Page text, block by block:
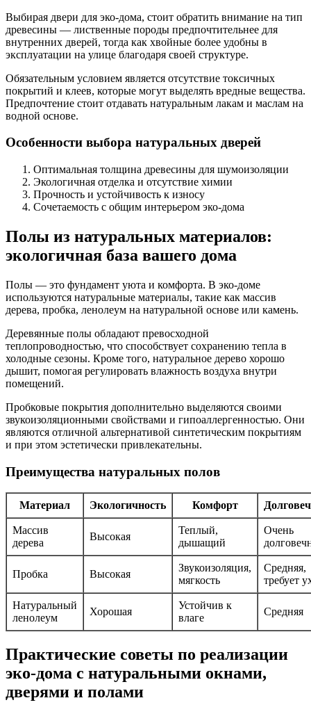
Выбирая двери для эко-дома, стоит обратить внимание на тип
древесины — лиственные породы предпочтительнее для
внутренних дверей, тогда как хвойные более удобны в
эксплуатации на улице благодаря своей структуре.
Обязательным условием является отсутствие токсичных
покрытий и клеев, которые могут выделять вредные вещества.
Предпочтение стоит отдавать натуральным лакам и маслам на
водной основе.
Особенности выбора натуральных дверей
Оптимальная толщина древесины для шумоизоляции
Экологичная отделка и отсутствие химии
Прочность и устойчивость к износу
Сочетаемость с общим интерьером эко-дома
Полы из натуральных материалов:
экологичная база вашего дома
Полы — это фундамент уюта и комфорта. В эко-доме
используются натуральные материалы, такие как массив
дерева, пробка, ленолеум на натуральной основе или камень.
Деревянные полы обладают превосходной
теплопроводностью, что способствует сохранению тепла в
холодные сезоны. Кроме того, натуральное дерево хорошо
дышит, помогая регулировать влажность воздуха внутри
помещений.
Пробковые покрытия дополнительно выделяются своими
звукоизоляционными свойствами и гипоаллергенностью. Они
являются отличной альтернативой синтетическим покрытиям
и при этом эстетически привлекательны.
Преимущества натуральных полов
Материал Экологичность Комфорт
Массив
дерева
Высокая
Теплый,
дышащий
Очень
Пробка Высокая
Звукоизоляция,
мягкость
Средняя,
требует
Натуральный
ленолеум
Хорошая
Устойчив к
влаге
Средняя
Практические советы по реализации
эко-дома с натуральными окнами,
дверями и полами